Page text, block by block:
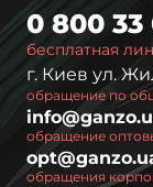
бесплатная
0 800 33
г. Киев ул.
обращение по
обращение
обращения